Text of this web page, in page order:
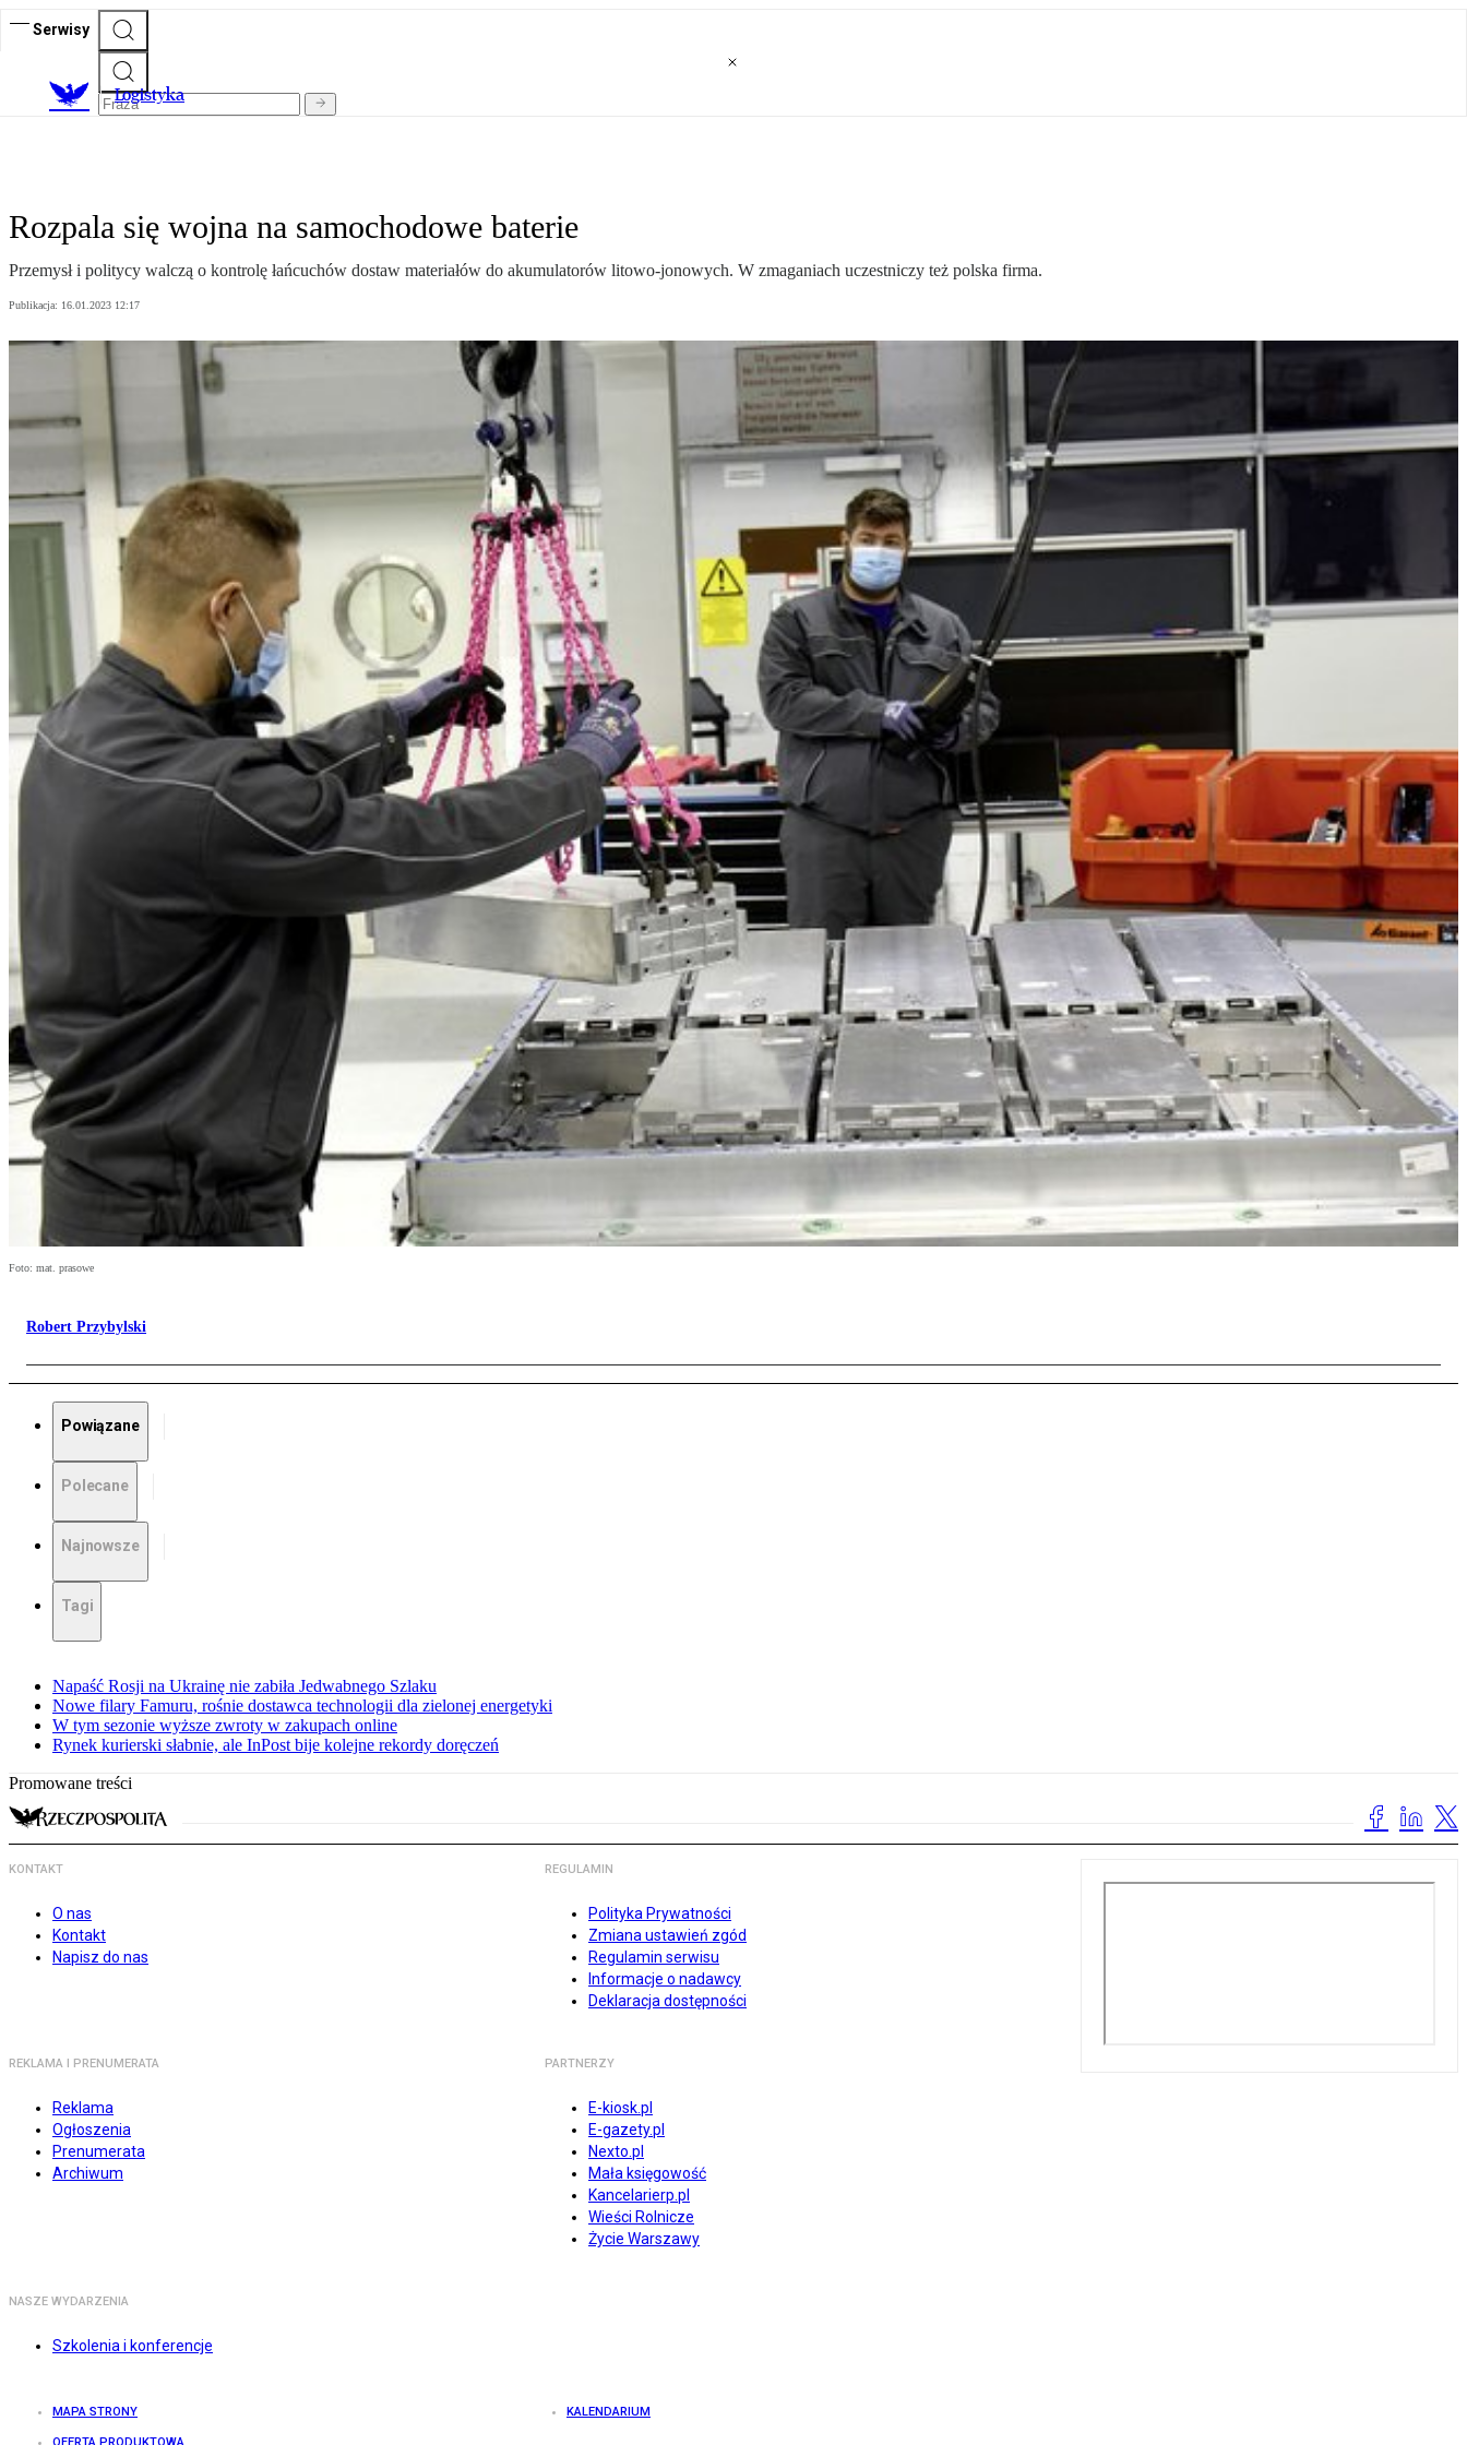
Serwisy
Logistyka
Rozpala się wojna na samochodowe baterie
Przemysł i politycy walczą o kontrolę łańcuchów dostaw materiałów do akumulatorów litowo-jonowych. W zmaganiach uczestniczy też polska firma.
Publikacja: 16.01.2023 12:17
Foto: mat. prasowe
Robert Przybylski
Powiązane
Polecane
Najnowsze
Tagi
Napaść Rosji na Ukrainę nie zabiła Jedwabnego Szlaku
Nowe filary Famuru, rośnie dostawca technologii dla zielonej energetyki
W tym sezonie wyższe zwroty w zakupach online
Rynek kurierski słabnie, ale InPost bije kolejne rekordy doręczeń
Promowane treści
KONTAKT
O nas
Kontakt
Napisz do nas
REGULAMIN
Polityka Prywatności
Zmiana ustawień zgód
Regulamin serwisu
Informacje o nadawcy
Deklaracja dostępności
REKLAMA I PRENUMERATA
Reklama
Ogłoszenia
Prenumerata
Archiwum
PARTNERZY
E-kiosk.pl
E-gazety.pl
Nexto.pl
Mała księgowość
Kancelarierp.pl
Wieści Rolnicze
Życie Warszawy
NASZE WYDARZENIA
Szkolenia i konferencje
MAPA STRONY KALENDARIUM